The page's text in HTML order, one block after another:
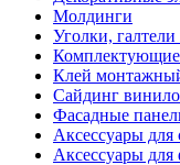
Молдинги
Уголки,
Клей
Сайдинг
Фасадные
Аксессуары для
Аксессуары